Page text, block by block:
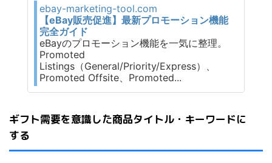
ebay-marketing-tool.com
【eBay販売促進】最新プロモーション機能
完全ガイド
eBayのプロモーション機能を一気に整理。
Promoted
Listings（General/Priority/Express）、
Promoted Offsite、Promoted...
ギフト需要を意識した商品タイトル・キーワードに
する